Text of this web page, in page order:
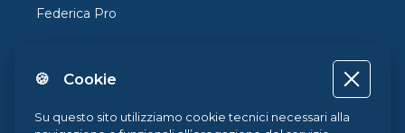
Federica Pro
Federica Coursera
Accessibilità
🍪 Cookie
Su questo sito utilizziamo cookie tecnici necessari alla